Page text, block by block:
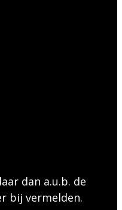
dan a.u.b. de
bij vermelden.